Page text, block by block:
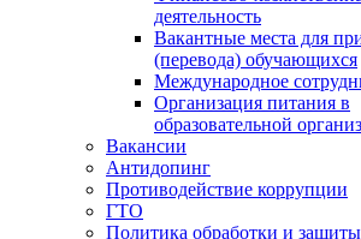
деятельность
Вакантные места для
(перевода) обучающихся
Международное
Организация питания в
образовательной
Вакансии
Антидопинг
Противодействие коррупции
ГТО
Политика обработки и защиты